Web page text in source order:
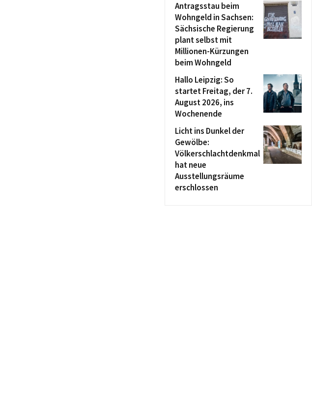
Antragsstau beim
Wohngeld in Sachsen:
Sächsische Regierung
plant selbst mit
Millionen-Kürzungen
beim Wohngeld
Hallo Leipzig: So
startet Freitag, der 7.
August 2026, ins
Wochenende
Licht ins Dunkel der
Gewölbe:
Völkerschlachtdenkmal
hat neue
Ausstellungsräume
erschlossen